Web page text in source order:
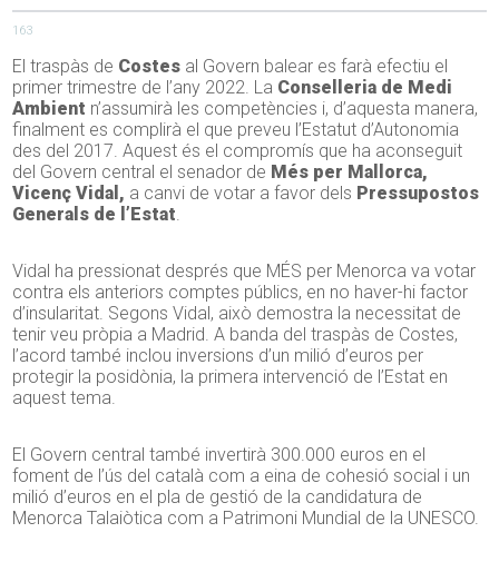
163
El traspàs de Costes al Govern balear es farà efectiu el
primer trimestre de l’any 2022. La Conselleria de Medi
Ambient n’assumirà les competències i, d’aquesta manera,
finalment es complirà el que preveu l’Estatut d’Autonomia
des del 2017. Aquest és el compromís que ha aconseguit
del Govern central el senador de Més per Mallorca,
Vicenç Vidal, a canvi de votar a favor dels Pressupostos
Generals de l’Estat.
Vidal ha pressionat després que MÉS per Menorca va votar
contra els anteriors comptes públics, en no haver-hi factor
d’insularitat. Segons Vidal, això demostra la necessitat de
tenir veu pròpia a Madrid. A banda del traspàs de Costes,
l’acord també inclou inversions d’un milió d’euros per
protegir la posidònia, la primera intervenció de l’Estat en
aquest tema.
El Govern central també invertirà 300.000 euros en el
foment de l’ús del català com a eina de cohesió social i un
milió d’euros en el pla de gestió de la candidatura de
Menorca Talaiòtica com a Patrimoni Mundial de la UNESCO.